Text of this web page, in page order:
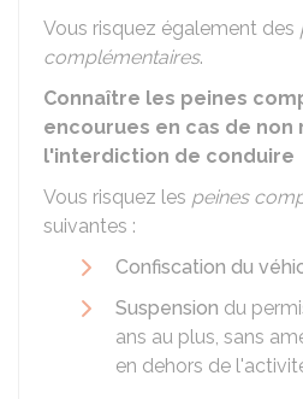
Vous risquez également des
complémentaires.
Connaître les peines
encourues en cas de non
l'interdiction de conduire
Vous risquez les peines
suivantes :
Confiscation du
Suspension du
ans au plus, sans
en dehors de